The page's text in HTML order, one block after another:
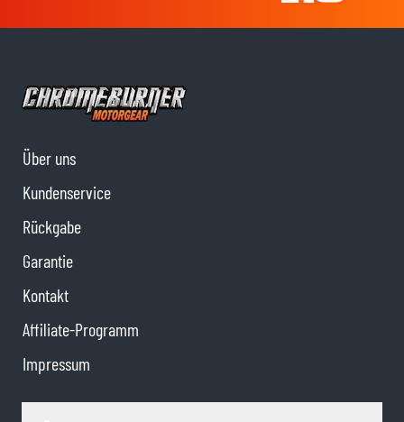
Über uns
Kundenservice
Rückgabe
Garantie
Kontakt
Affiliate-Programm
Impressum